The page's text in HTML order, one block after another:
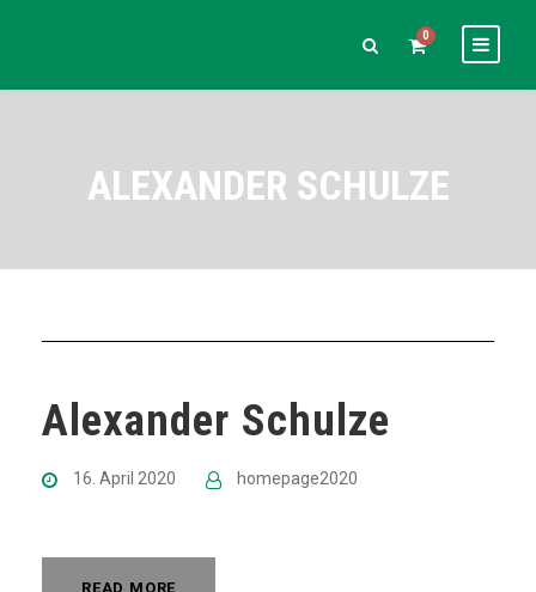
0
ALEXANDER SCHULZE
Alexander Schulze
16. April 2020 homepage2020
READ MORE